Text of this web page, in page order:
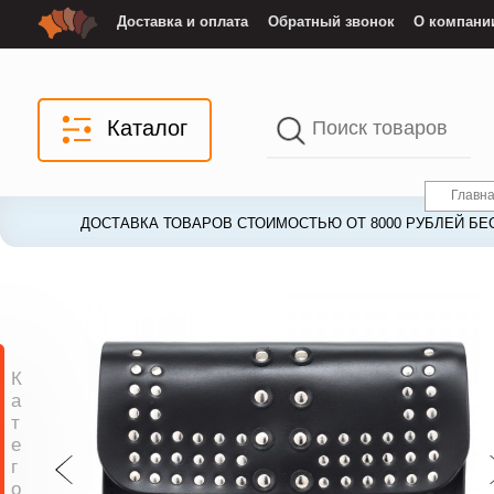
Доставка и оплата Обратный звонок О
Каталог
ДОСТАВКА ТОВАРОВ СТОИМОСТЬЮ ОТ 8000 РУБЛЕЙ
ДОСТАВКА ТОВАРОВ СТОИМОСТЬЮ ОТ 8000 РУБЛЕЙ
К
а
т
е
г
о